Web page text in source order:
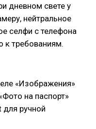
дневном свете у
нейтральное
селфи с телефона
к требованиям.
«Изображения»
на паспорт»
для ручной